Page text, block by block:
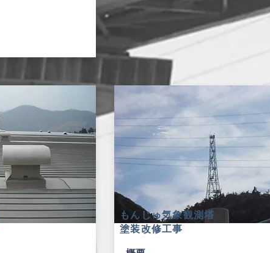
もんじゅ気象観測塔
塗装改修工事